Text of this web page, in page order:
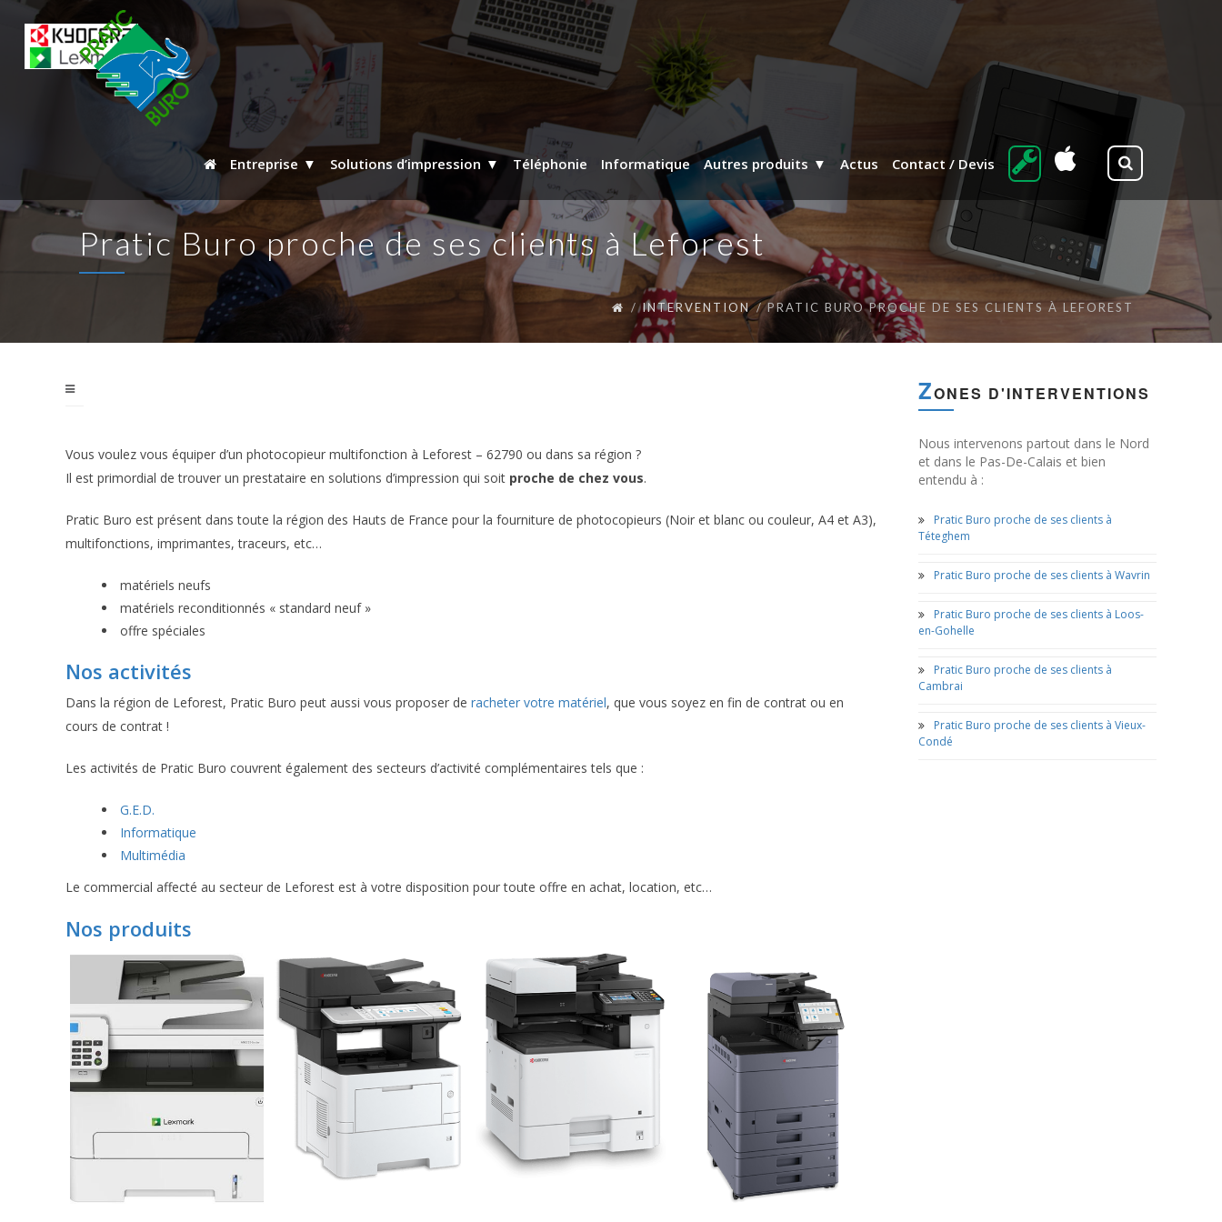
Entreprise Solutions d’impression Téléphonie Informatique Autres produits Actus Contact / Devis
Pratic Buro proche de ses clients à Leforest
INTERVENTION PRATIC BURO PROCHE DE SES CLIENTS À LEFOREST
Vous voulez vous équiper d’un photocopieur multifonction à Leforest – 62790 ou dans sa région ?
Il est primordial de trouver un prestataire en solutions d’impression qui soit proche de chez vous.
Pratic Buro est présent dans toute la région des Hauts de France pour la fourniture de photocopieurs (Noir et blanc ou couleur, A4 et A3),
multifonctions, imprimantes, traceurs, etc…
matériels neufs
matériels reconditionnés « standard neuf »
offre spéciales
Nos activités
Dans la région de Leforest, Pratic Buro peut aussi vous proposer de racheter votre matériel, que vous soyez en fin de contrat ou en
cours de contrat !
Les activités de Pratic Buro couvrent également des secteurs d’activité complémentaires tels que :
G.E.D.
Informatique
Multimédia
Le commercial affecté au secteur de Leforest est à votre disposition pour toute offre en achat, location, etc…
Nos produits
ZONES D'INTERVENTIONS
Nous intervenons partout dans le Nord
et dans le Pas-De-Calais et bien
entendu à :
Pratic Buro proche de ses clients à
Téteghem
Pratic Buro proche de ses clients à Wavrin
Pratic Buro proche de ses clients à Loos-
en-Gohelle
Pratic Buro proche de ses clients à
Cambrai
Pratic Buro proche de ses clients à Vieux-
Condé